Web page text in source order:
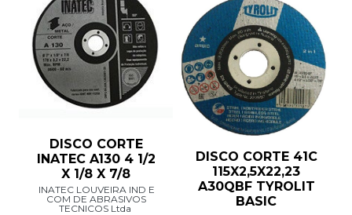
DISCO CORTE
INATEC A130 4 1/2
X 1/8 X 7/8
INATEC LOUVEIRA IND E
COM DE ABRASIVOS
TECNICOS Ltda
DISCO CORTE 41C
115X2,5X22,23
A30QBF TYROLIT
BASIC